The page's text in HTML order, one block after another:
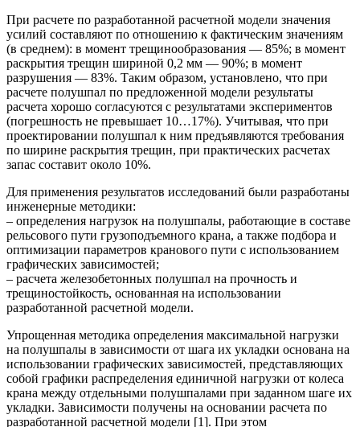
При расчете по разработанной расчетной модели значения
усилий составляют по отношению к фактическим значениям
(в среднем): в момент трещинообразования — 85%; в момент
раскрытия трещин шириной 0,2 мм — 90%; в момент
разрушения — 83%. Таким образом, установлено, что при
расчете полушпал по предложенной модели результаты
расчета хорошо согласуются с результатами экспериментов
(погрешность не превышает 10…17%). Учитывая, что при
проектировании полушпал к ним предъявляются требования
по ширине раскрытия трещин, при практических расчетах
запас составит около 10%.
Для применения результатов исследований были разработаны
инженерные методики:
– определения нагрузок на полушпалы, работающие в составе
рельсового пути грузоподъемного крана, а также подбора и
оптимизации параметров кранового пути с использованием
графических зависимостей;
– расчета железобетонных полушпал на прочность и
трещиностойкость, основанная на использовании
разработанной расчетной модели.
Упрощенная методика определения максимальной нагрузки
на полушпалы в зависимости от шага их укладки основана на
использовании графических зависимостей, представляющих
собой графики распределения единичной нагрузки от колеса
крана между отдельными полушпалами при заданном шаге их
укладки. Зависимости получены на основании расчета по
разработанной расчетной модели [1]. При этом